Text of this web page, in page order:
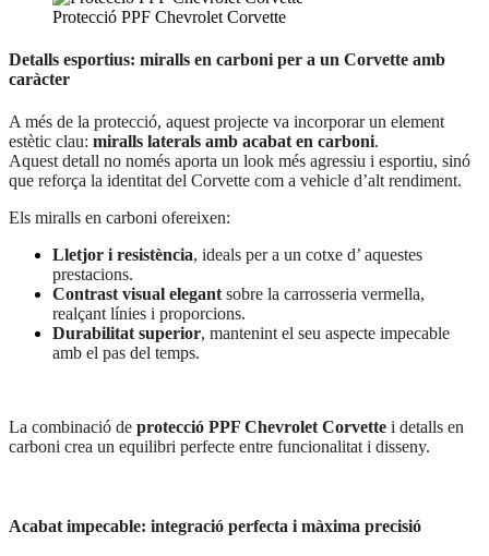
Protecció PPF Chevrolet Corvette
Detalls esportius: miralls en carboni per a un Corvette amb
caràcter
A més de la protecció, aquest projecte va incorporar un element
estètic clau: miralls laterals amb acabat en carboni.
Aquest detall no només aporta un look més agressiu i esportiu, sinó
que reforça la identitat del Corvette com a vehicle d’alt rendiment.
Els miralls en carboni ofereixen:
Lletjor i resistència, ideals per a un cotxe d’ aquestes
prestacions.
Contrast visual elegant sobre la carrosseria vermella,
realçant línies i proporcions.
Durabilitat superior, mantenint el seu aspecte impecable
amb el pas del temps.
La combinació de protecció PPF Chevrolet Corvette i detalls en
carboni crea un equilibri perfecte entre funcionalitat i disseny.
Acabat impecable: integració perfecta i màxima precisió